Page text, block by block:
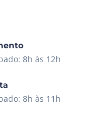
8h às 12h
8h às 11h